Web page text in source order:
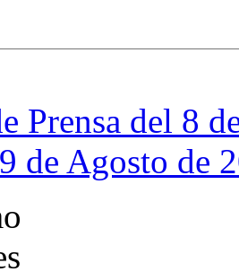
Prensa del 8
de Agosto de